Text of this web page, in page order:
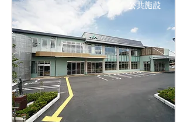
公共施設